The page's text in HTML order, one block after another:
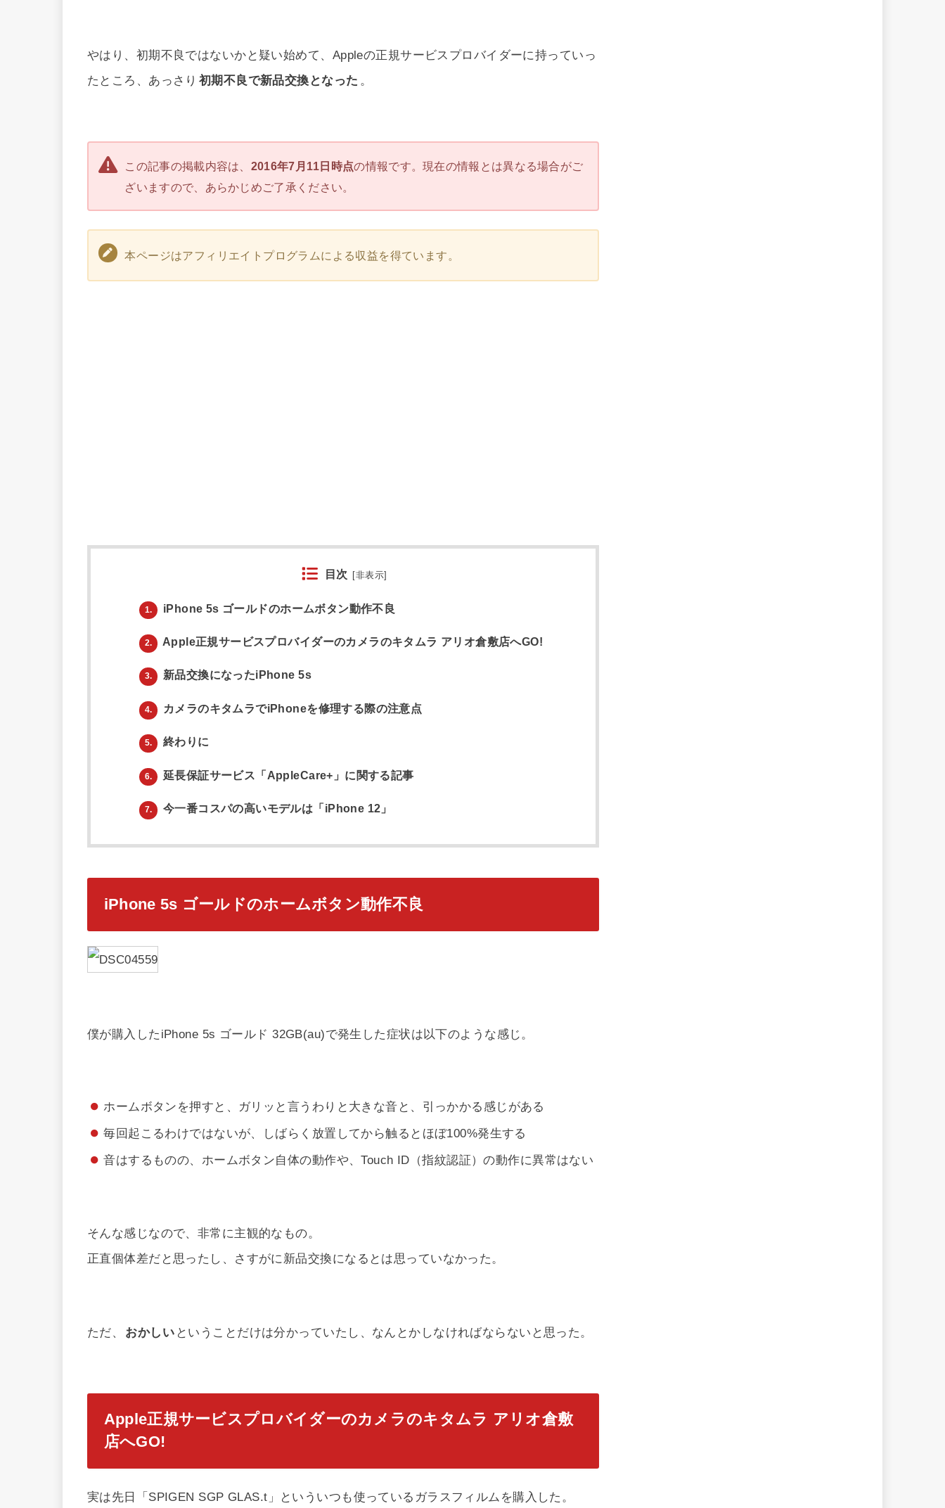
やはり、初期不良ではないかと疑い始めて、Appleの正規サービスプロバイダーに持っていっ
たところ、あっさり 初期不良で新品交換となった 。
この記事の掲載内容は、 2016年7月11日時点の情報です。現在の情報とは異なる場合がご
ざいますので、あらかじめご了承ください。
本ページはアフィリエイトプログラムによる収益を得ています。
目次 [非表示]
1. iPhone 5s ゴールドのホームボタン動作不良
2. Apple正規サービスプロバイダーのカメラのキタムラ アリオ倉敷店へGO!
3. 新品交換になったiPhone 5s
4. カメラのキタムラでiPhoneを修理する際の注意点
5. 終わりに
6. 延長保証サービス「AppleCare+」に関する記事
7. 今一番コスパの高いモデルは「iPhone 12」
iPhone 5s ゴールドのホームボタン動作不良
僕が購入したiPhone 5s ゴールド 32GB(au)で発生した症状は以下のような感じ。
ホームボタンを押すと、ガリッと言うわりと大きな音と、引っかかる感じがある
毎回起こるわけではないが、しばらく放置してから触るとほぼ100%発生する
音はするものの、ホームボタン自体の動作や、Touch ID（指紋認証）の動作に異常はない
そんな感じなので、非常に主観的なもの。
正直個体差だと思ったし、さすがに新品交換になるとは思っていなかった。
ただ、 おかしい ということだけは分かっていたし、なんとかしなければならないと思った。
Apple正規サービスプロバイダーのカメラのキタムラ アリオ倉敷
店へGO!
実は先日「SPIGEN SGP GLAS.t」といういつも使っているガラスフィルムを購入した。